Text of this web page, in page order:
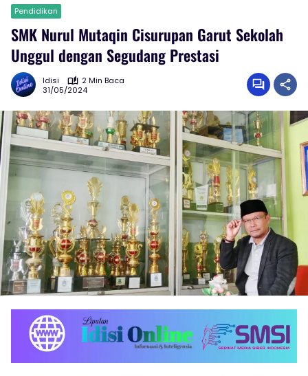
Pendidikan
SMK Nurul Mutaqin Cisurupan Garut Sekolah
Unggul dengan Segudang Prestasi
Idisi
2 Min Baca
31/05/2024